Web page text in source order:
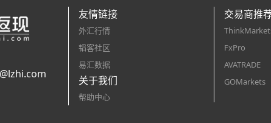
友情链接
外汇行情
韬客社区
易汇数据
关于我们
帮助中心
交易商推
FxPro
AVATRADE
GOMarkets